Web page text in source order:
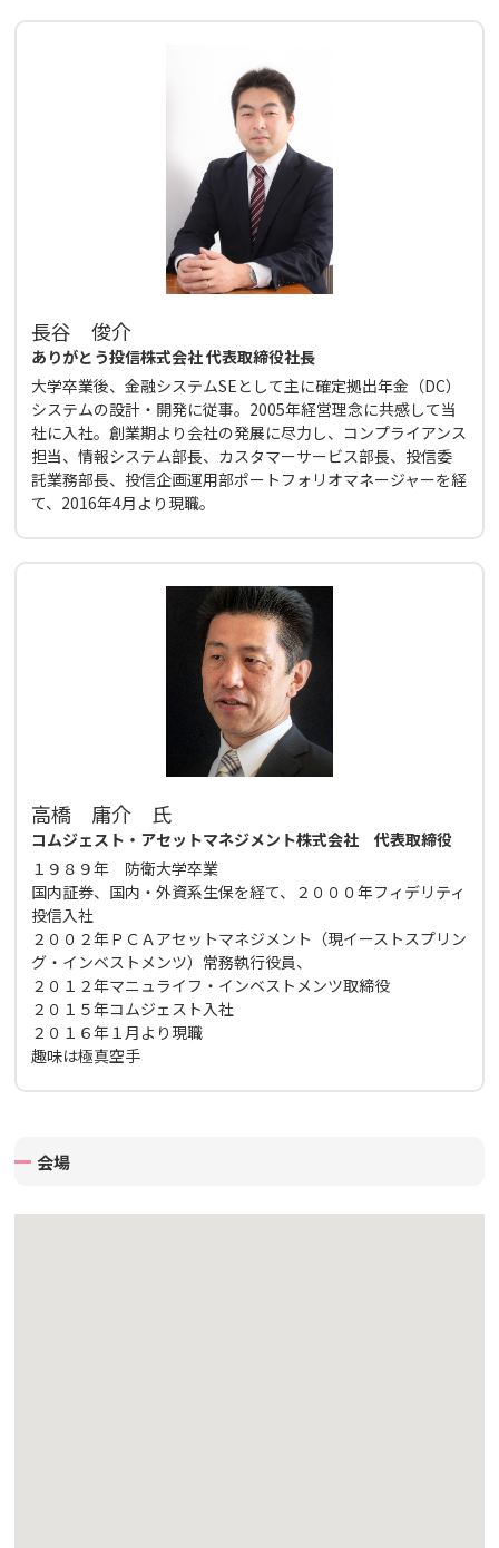
長谷 俊介
ありがとう投信株式会社 代表取締役社長
大学卒業後、金融システムSEとして主に確定拠出年金（DC）
システムの設計・開発に従事。2005年経営理念に共感して当
社に入社。創業期より会社の発展に尽力し、コンプライアンス
担当、情報システム部長、カスタマーサービス部長、投信委
託業務部長、投信企画運用部ポートフォリオマネージャーを経
て、2016年4月より現職。
高橋 庸介 氏
コムジェスト・アセットマネジメント株式会社 代表取締役
１９８９年 防衛大学卒業
国内証券、国内・外資系生保を経て、２０００年フィデリティ
投信入社
２００２年ＰＣＡアセットマネジメント（現イーストスプリン
グ・インベストメンツ）常務執行役員、
２０１２年マニュライフ・インベストメンツ取締役
２０１５年コムジェスト入社
２０１６年１月より現職
趣味は極真空手
会場